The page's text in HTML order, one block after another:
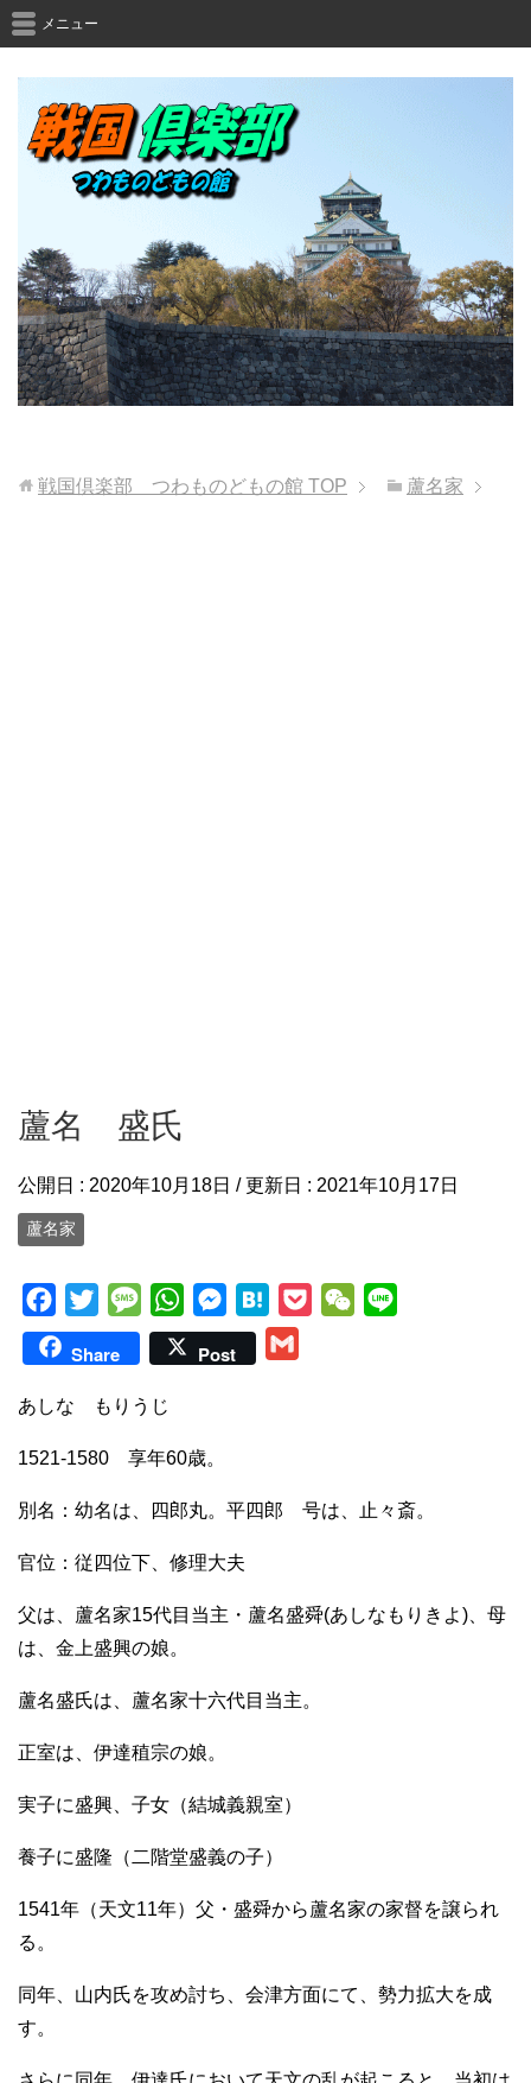
メニュー
戦国倶楽部 つわものどもの館 TOP 蘆名家
蘆名 盛氏
公開日 : 2020年10月18日 / 更新日 : 2021年10月17日
蘆名家
a
c
e
o
w
i
t
e
r
M
e
s
s
g
W
h
a
A
p
e
s
g
r
a
t
W
Share Post
あしな もりうじ
1521-1580 享年60歳。
別名：幼名は、四郎丸。平四郎 号は、止々斎。
官位：従四位下、修理大夫
父は、蘆名家15代目当主・蘆名盛舜(あしなもりきよ)、母
は、金上盛興の娘。
蘆名盛氏は、蘆名家十六代目当主。
正室は、伊達稙宗の娘。
実子に盛興、子女（結城義親室）
養子に盛隆（二階堂盛義の子）
1541年（天文11年）父・盛舜から蘆名家の家督を譲られ
る。
同年、山内氏を攻め討ち、会津方面にて、勢力拡大を成
す。